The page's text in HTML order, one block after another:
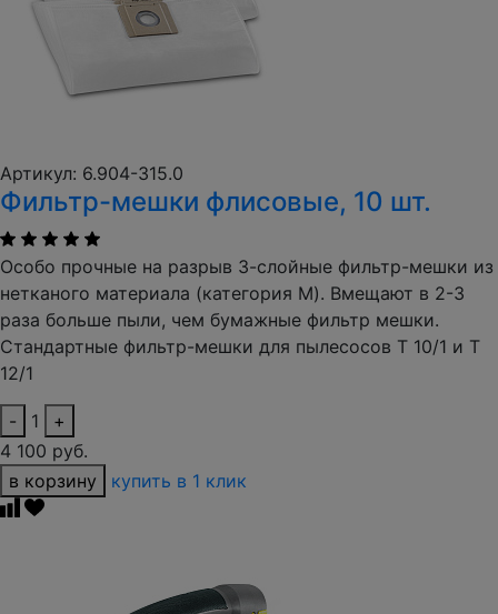
Артикул: 6.904-315.0
Фильтр-мешки флисовые, 10 шт.
Особо прочные на разрыв 3-слойные фильтр-мешки из
нетканого материала (категория M). Вмещают в 2-3
раза больше пыли, чем бумажные фильтр мешки.
Стандартные фильтр-мешки для пылесосов T 10/1 и T
12/1
- 1
+
4 100 руб.
в корзину
купить в 1 клик